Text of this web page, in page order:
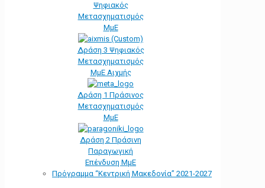
Ψηφιακός
Μετασχηματισμός
ΜμΕ
Δράση 3 Ψηφιακός
Μετασχηματισμός
ΜμΕ Αιχμής
Δράση 1 Πράσινος
Μετασχηματισμός
ΜμΕ
Δράση 2 Πράσινη
Παραγωγική
Επένδυση ΜμΕ
Πρόγραμμα “Κεντρική Μακεδονία” 2021-2027